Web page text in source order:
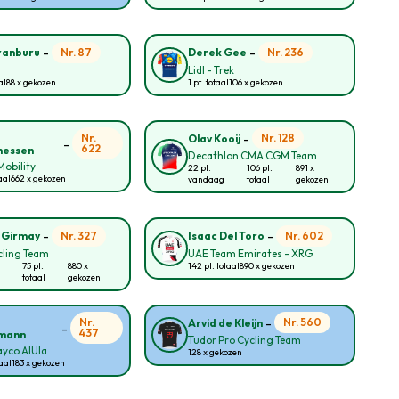
- Nr. 87
88 x gekozen
Derek Gee -
Nr. 236
Lidl - Trek
1 pt. totaal106 x gekozen
-
Nr.
622
662 x gekozen
Olav Kooij-
Nr. 128
Decathlon CMA CGM Team
22 pt.
vandaag
106 pt.
totaal
891 x
gekozen
-
Nr. 327
Team
75 pt.
totaal
880 x
gekozen
Isaac Del Toro -
Nr. 602
UAE Team Emirates - XRG
142 pt. totaal890 x gekozen
-
Nr.
437
AlUla
183 x gekozen
Arvid de Kleijn-
Nr. 560
Tudor Pro Cycling Team
128 x gekozen